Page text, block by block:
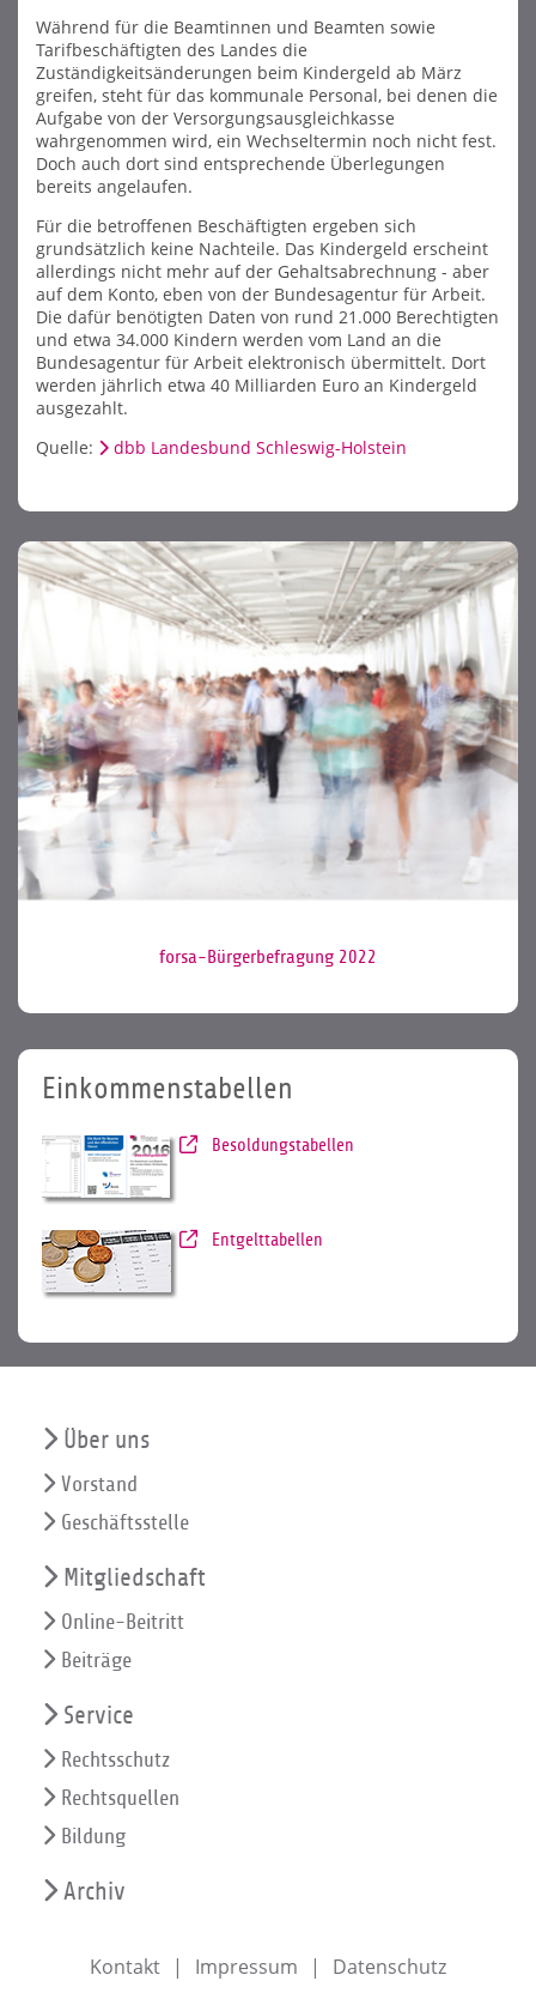
Während für die Beamtinnen und Beamten sowie
Tarifbeschäftigten des Landes die
Zuständigkeitsänderungen beim Kindergeld ab März
greifen, steht für das kommunale Personal, bei denen die
Aufgabe von der Versorgungsausgleichkasse
wahrgenommen wird, ein Wechseltermin noch nicht fest.
Doch auch dort sind entsprechende Überlegungen
bereits angelaufen.
Für die betroffenen Beschäftigten ergeben sich
grundsätzlich keine Nachteile. Das Kindergeld erscheint
allerdings nicht mehr auf der Gehaltsabrechnung - aber
auf dem Konto, eben von der Bundesagentur für Arbeit.
Die dafür benötigten Daten von rund 21.000 Berechtigten
und etwa 34.000 Kindern werden vom Land an die
Bundesagentur für Arbeit elektronisch übermittelt. Dort
werden jährlich etwa 40 Milliarden Euro an Kindergeld
ausgezahlt.
Quelle:
dbb Landesbund Schleswig-Holstein
forsa-Bürgerbefragung 2022
Einkommenstabellen
Besoldungstabellen
Entgelttabellen
Über uns
Vorstand
Geschäftsstelle
Mitgliedschaft
Online-Beitritt
Beiträge
Service
Rechtsschutz
Rechtsquellen
Bildung
Archiv
Kontakt Impressum Datenschutz